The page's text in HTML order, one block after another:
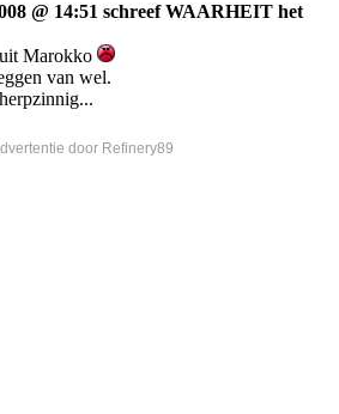
@ 14:51 schreef WAARHEIT het
Marokko
van wel.
door Refinery89